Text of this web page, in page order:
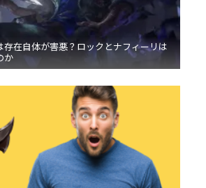
存在自体が害悪？ロックとナフィーリは
か